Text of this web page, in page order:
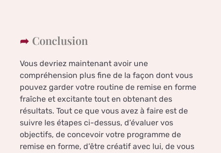
Conclusion
Vous devriez maintenant avoir une
compréhension plus fine de la façon dont vous
pouvez garder votre routine de remise en forme
fraîche et excitante tout en obtenant des
résultats. Tout ce que vous avez à faire est de
suivre les étapes ci-dessus, d’évaluer vos
objectifs, de concevoir votre programme de
remise en forme, d’être créatif avec lui, de vous